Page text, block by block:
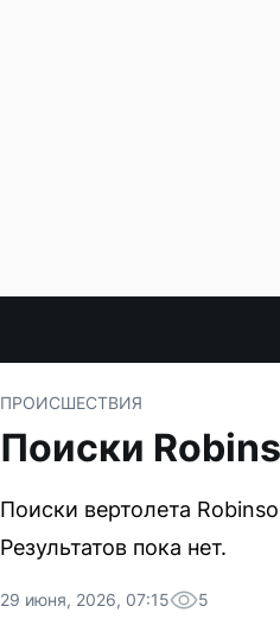
ПРОИСШЕСТВИЯ
Поиски
Поиски вертолета
Результатов пока нет.
29 июня, 2026, 07:15 5